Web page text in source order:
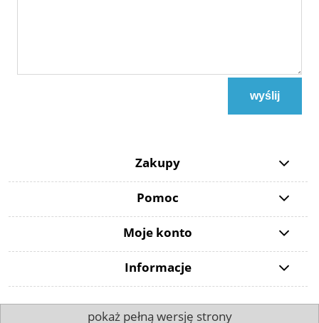
wyślij
Zakupy
Pomoc
Moje konto
Informacje
pokaż pełną wersję strony